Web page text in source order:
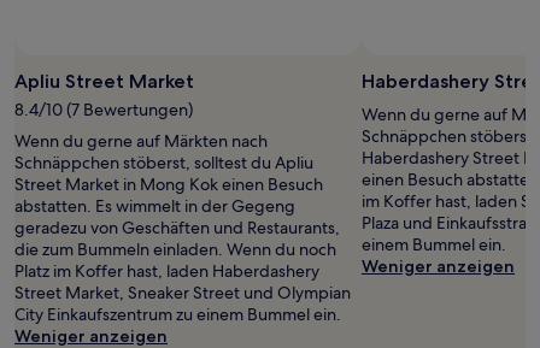
Apliu Street Market
8.4/10 (7 Bewertungen)
Wenn du gerne auf Märkten nach
Schnäppchen stöberst, solltest du Apliu
Street Market in Mong Kok einen Besuch
abstatten. Es wimmelt in der Gegeng
geradezu von Geschäften und Restaurants,
die zum Bummeln einladen. Wenn du noch
Platz im Koffer hast, laden Haberdashery
Street Market, Sneaker Street und Olympian
City Einkaufszentrum zu einem Bummel ein.
Weniger anzeigen
Haberdashery
Wenn du gerne auf
Schnäppchen
Haberdashery Street
einen Besuch
im Koffer hast, laden
Plaza und
einem Bummel ein.
Weniger anzeigen